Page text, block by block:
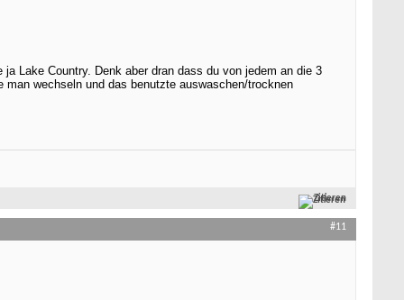
Lake Country. Denk aber dran dass du von jedem an die 3
wechseln und das benutzte auswaschen/trocknen
Zitieren
#11